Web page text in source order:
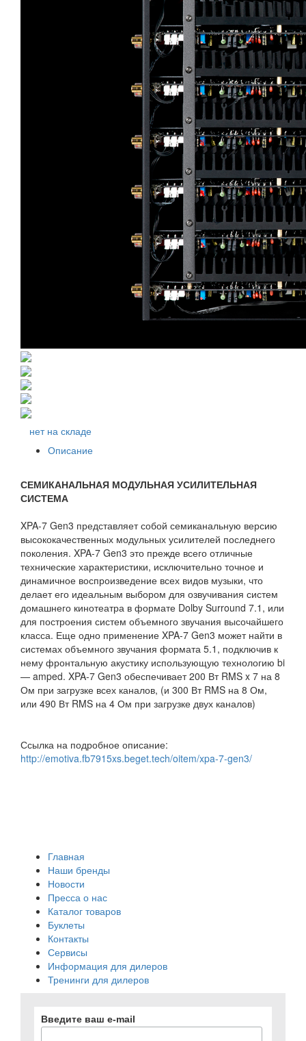
нет на складе
Описание
СЕМИКАНАЛЬНАЯ МОДУЛЬНАЯ УСИЛИТЕЛЬНАЯ
СИСТЕМА
XPA-7 Gen3 представляет собой семиканальную версию
высококачественных модульных усилителей последнего
поколения. XPA-7 Gen3 это прежде всего отличные
технические характеристики, исключительно точное и
динамичное воспроизведение всех видов музыки, что
делает его идеальным выбором для озвучивания систем
домашнего кинотеатра в формате Dolby Surround 7.1, или
для построения систем объемного звучания высочайшего
класса. Еще одно применение XPA-7 Gen3 может найти в
системах объемного звучания формата 5.1, подключив к
нему фронтальную акустику использующую технологию bi
— amped. XPA-7 Gen3 обеспечивает 200 Вт RMS x 7 на 8
Ом при загрузке всех каналов, (и 300 Вт RMS на 8 Ом,
или 490 Вт RMS на 4 Ом при загрузке двух каналов)
Ссылка на подробное описание:
http://emotiva.fb7915xs.beget.tech/oitem/xpa-7-gen3/
Главная
Наши бренды
Новости
Пресса о нас
Каталог товаров
Буклеты
Контакты
Сервисы
Информация для дилеров
Тренинги для дилеров
Введите ваш e-mail